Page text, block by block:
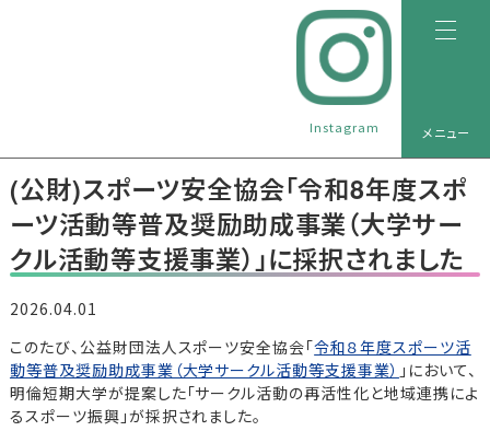
Instagram メニュー
(公財)スポーツ安全協会「令和8年度スポ
ーツ活動等普及奨励助成事業（大学サー
クル活動等支援事業）」に採択されました
2026.04.01
このたび、公益財団法人スポーツ安全協会「令和８年度スポーツ活
動等普及奨励助成事業（大学サークル活動等支援事業） 」において、
明倫短期大学が提案した「サークル活動の再活性化と地域連携によ
るスポーツ振興」が採択されました。